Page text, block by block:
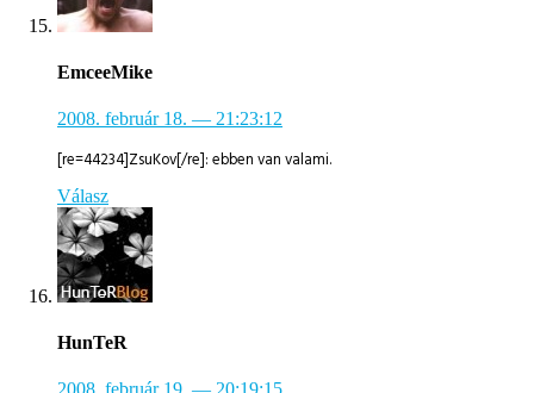
EmceeMike
2008. február 18. — 21:23:12
[re=44234]ZsuKov[/re]: ebben van valami.
Válasz
HunTeR